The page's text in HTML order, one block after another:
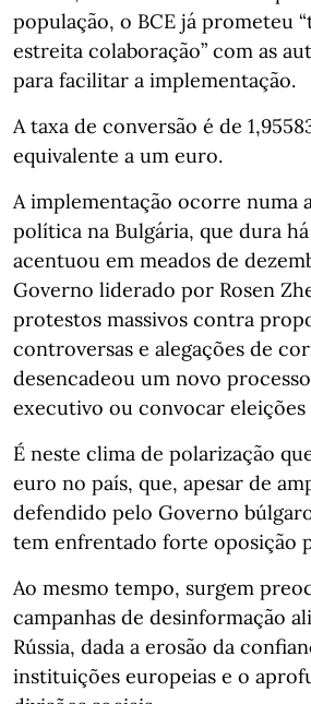
população, o BCE já prometeu
estreita colaboração” com as
para facilitar a implementação.
A taxa de conversão é de
equivalente a um euro.
A implementação ocorre numa
política na Bulgária, que dura
acentuou em meados de
Governo liderado por Rosen
protestos massivos contra
controversas e alegações de
desencadeou um novo
executivo ou convocar eleições
É neste clima de polarização
euro no país, que, apesar de
defendido pelo Governo
tem enfrentado forte oposição
Ao mesmo tempo, surgem
campanhas de desinformação
Rússia, dada a erosão da
instituições europeias e o